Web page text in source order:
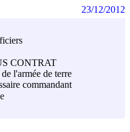
CONTRAT
l'armée de terre
commandant
23/12/2012